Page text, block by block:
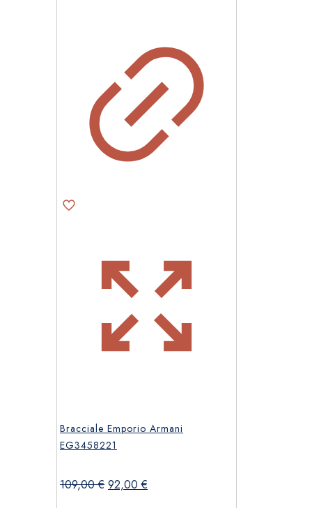
Bracciale Emporio Armani
EG3458221
109,00€ Il
92,00€